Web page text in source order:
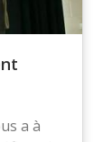
a à